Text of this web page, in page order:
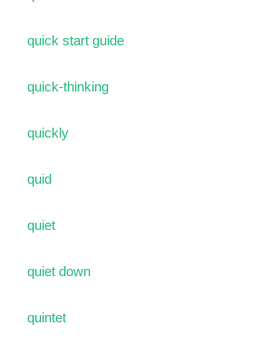
quick start guide
quick-thinking
quickly
quid
quiet
quiet down
quintet